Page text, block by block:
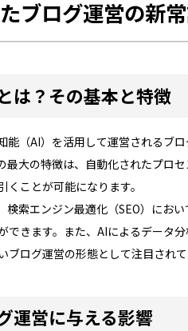
ブログ運営の新
は？その基本と特徴
能（AI）を活用して運営されるブ
最大の特徴は、自動化されたプロ
くことが可能になります。
検索エンジン最適化（SEO）にお
できます。また、AIによるデータ
ブログ運営の形態として注目されて
運営に与える影響